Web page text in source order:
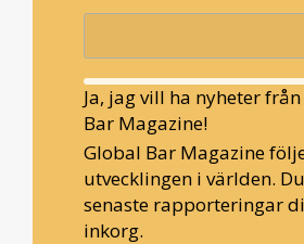
Ja, jag vill ha nyheter
Bar Magazine!
Global Bar Magazine
utvecklingen i världen.
senaste rapporteringar
inkorg.